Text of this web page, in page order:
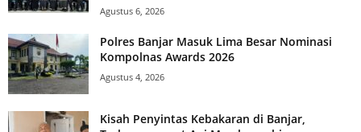
Agustus 6, 2026
Polres Banjar Masuk Lima Besar Nominasi
Kompolnas Awards 2026
Agustus 4, 2026
Kisah Penyintas Kebakaran di Banjar,